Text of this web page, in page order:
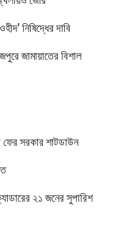
নিষিদ্ধের দাবি
জামায়াতের বিশাল
ফের সরকার শাটডাউন
২১ জনের সুপারিশ